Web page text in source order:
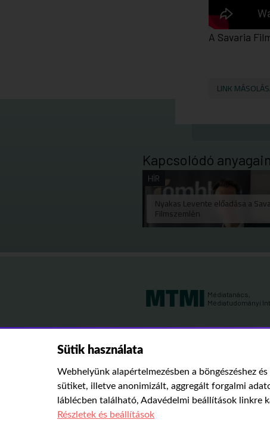
A Savaria
LINK
Kapcsolódó
HÍR
Nyakas Levente előadása a
Filmszemlén
Sütik használata
Webhelyünk alapértelmezésben a böngészéshez
sütiket, illetve anonimizált, aggregált forgalmi
láblécben található, Adavédelmi beállítások linkre
Részletek és beállítások
Médiatanács,
Médiatudományi